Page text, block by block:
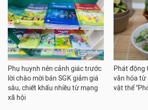
Phụ huynh nên cảnh giác trước
lời chào mời bán SGK giảm giá
sâu, chiết khấu nhiều từ mạng
xã hội
Phát động
văn hóa từ
vật thể